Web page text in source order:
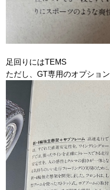
足回りにはTEMS
ただし、GT専用のオプション